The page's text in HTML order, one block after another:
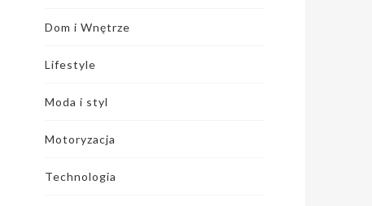
Dom i Wnętrze
Lifestyle
Moda i styl
Motoryzacja
Technologia